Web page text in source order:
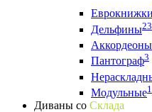
Еврокнижки
Дельфины23
Аккордеоны
Пантограф3
Модульные1
Диваны со Склада